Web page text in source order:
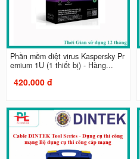
Phần mềm diệt virus Kaspersky Pr
emium 1U (1 thiết bị) - Hàng...
420.000 đ